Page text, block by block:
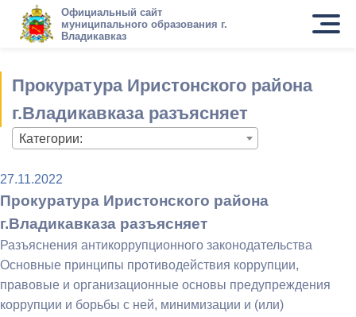
Официальный сайт
муниципального образования г.
Владикавказ
Прокуратура Иристонского района
г.Владикавказа разъясняет
Категории:
27.11.2022
Прокуратура Иристонского района
г.Владикавказа разъясняет
Разъяснения антикоррупционного законодательства
Основные принципы противодействия коррупции,
правовые и организационные основы предупреждения
коррупции и борьбы с ней, минимизации и (или)